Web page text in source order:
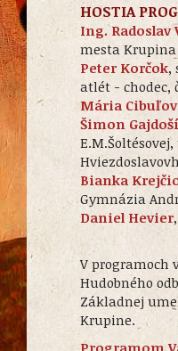
HOSTIA
Ing. Radoslav
mesta Krupina
Peter Korčok,
atlét - chodec,
Mária
Šimon
Bianka
Gymnázia
Daniel Hevier
V programoch
Hudobného
Základnej
Krupine.